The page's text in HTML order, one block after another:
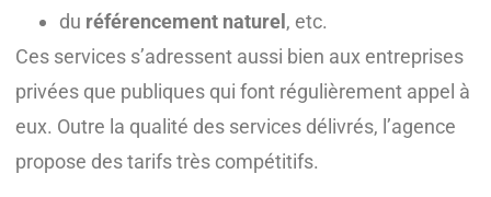
du référencement naturel , etc.
Ces services s’adressent aussi bien aux entreprises
privées que publiques qui font régulièrement appel à
eux. Outre la qualité des services délivrés, l’agence
propose des tarifs très compétitifs.